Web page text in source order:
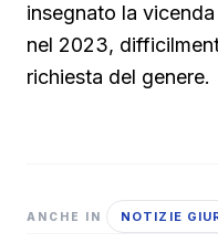
insegnato la
nel 2023,
richiesta del genere.
ANCHE IN NOTIZIE